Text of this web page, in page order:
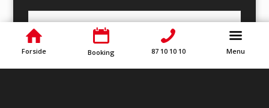
Forside Booking 87 10 10 10 Menu